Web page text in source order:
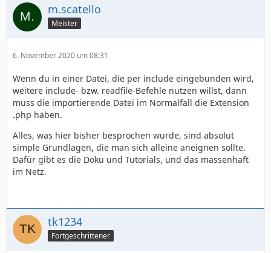
m.scatello
Meister
6. November 2020 um 08:31
Wenn du in einer Datei, die per include eingebunden wird,
weitere include- bzw. readfile-Befehle nutzen willst, dann
muss die importierende Datei im Normalfall die Extension
.php haben.
Alles, was hier bisher besprochen wurde, sind absolut
simple Grundlagen, die man sich alleine aneignen sollte.
Dafür gibt es die Doku und Tutorials, und das massenhaft
im Netz.
tk1234
Fortgeschrittener